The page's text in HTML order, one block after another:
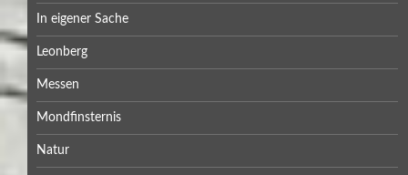
In eigener Sache
Leonberg
Messen
Mondfinsternis
Natur